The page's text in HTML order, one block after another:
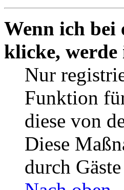
Wenn ich
klicke,
Nur
Funktion
diese von
Diese
durch